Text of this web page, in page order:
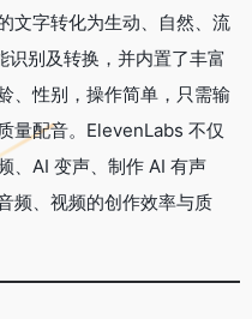
文字转化为生动、自然、流
别及转换，并内置了丰富
、性别，操作简单，只需输
量配音。ElevenLabs 不仅
、AI 变声、制作 AI 有声
频、视频的创作效率与质